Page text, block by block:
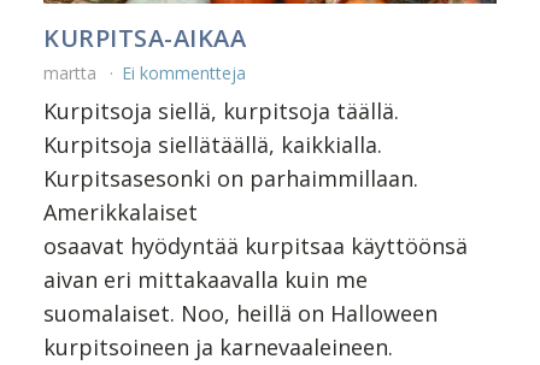
KURPITSA-AIKAA
martta Ei kommentteja
Kurpitsoja siellä, kurpitsoja täällä.
Kurpitsoja siellätäällä, kaikkialla.
Kurpitsasesonki on parhaimmillaan.
Amerikkalaiset
osaavat hyödyntää kurpitsaa käyttöönsä
aivan eri mittakaavalla kuin me
suomalaiset. Noo, heillä on Halloween
kurpitsoineen ja karnevaaleineen.